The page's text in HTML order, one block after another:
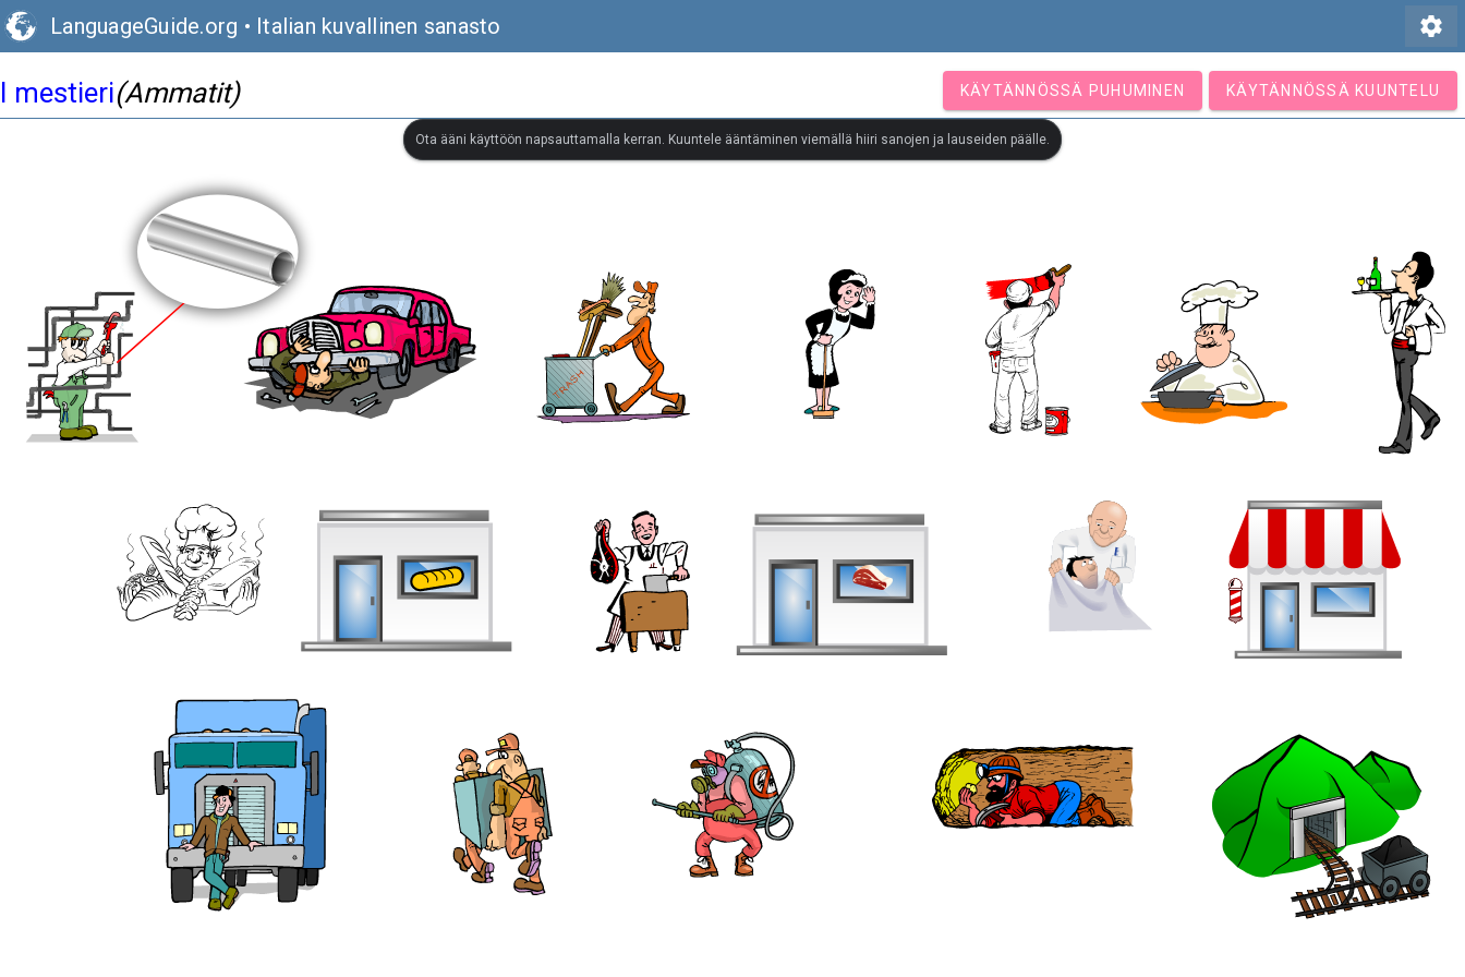
LanguageGuide.org • Italian kuvallinen sanasto settings
I mestieri(Ammatit) KÄYTÄNNÖSSÄ PUHUMINEN KÄYTÄNNÖSSÄ KUUNTELU
Ota ääni käyttöön napsauttamalla kerran. Kuuntele ääntäminen viemällä hiiri sanojen ja lauseiden päälle.